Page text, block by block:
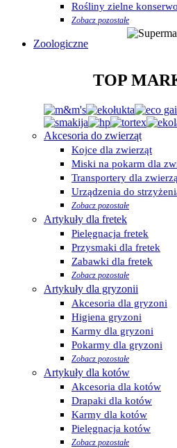
Rośliny zielne
Zobacz pozostałe
Zoologiczne
TOP
Akcesoria do zwierząt
Kojce dla zwierząt
Miski na pokarm dla
Transportery dla
Urządzenia do
Zobacz pozostałe
Artykuły dla fretek
Pielęgnacja fretek
Przysmaki dla fretek
Zabawki dla fretek
Zobacz pozostałe
Artykuły dla gryzonii
Akcesoria dla gryzoni
Higiena gryzoni
Karmy dla gryzoni
Pokarmy dla gryzoni
Zobacz pozostałe
Artykuły dla kotów
Akcesoria dla kotów
Drapaki dla kotów
Karmy dla kotów
Pielęgnacja kotów
Zobacz pozostałe